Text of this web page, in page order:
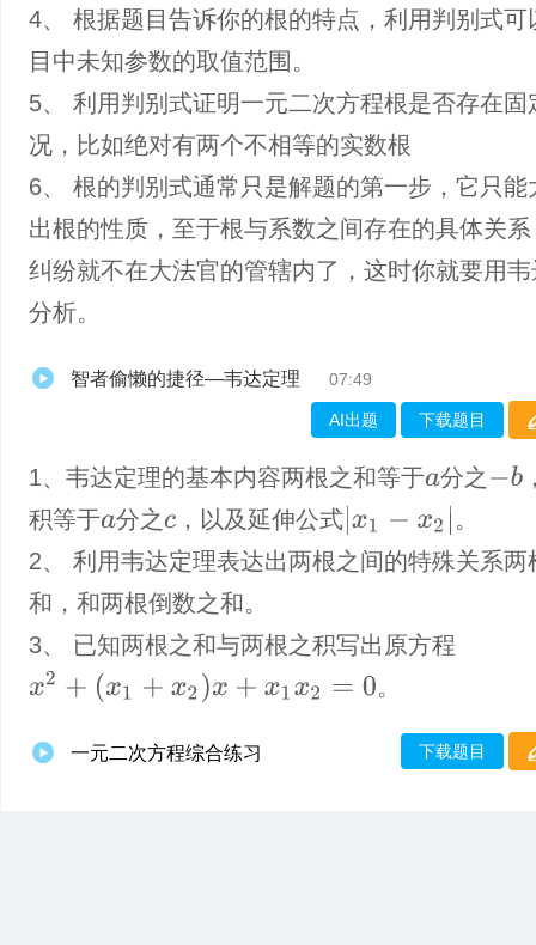
4、 根据题目告诉你的根的特点，利用判别式可
目中未知参数的取值范围。
5、 利用判别式证明一元二次方程根是否存在固
况，比如绝对有两个不相等的实数根
6、 根的判别式通常只是解题的第一步，它只能
出根的性质，至于根与系数之间存在的具体关
纠纷就不在大法官的管辖内了，这时你就要用
分析。
智者偷懒的捷径—韦达定理 07:49
AI出题 下载题目
1、韦达定理的基本内容两根之和等于a 分之 −b
积等于a 分之c ，以及延伸公式 x1−
。
2、 利用韦达定理表达出两根之间的特殊关系两
和，和两根倒数之和。
3、 已知两根之和与两根之积写出原方程
x2+ 1 x2)x x =0 。
一元二次方程综合练习 下载题目